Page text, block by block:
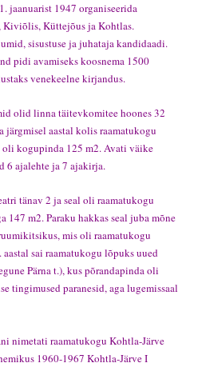
jaanuarist 1947 organiseerida
Kiviõlis, Küttejõus ja Kohtlas.
sisustuse ja juhataja kandidaadi.
pidi avamiseks koosnema 1500
venekeelne kirjandus.
olid linna täitevkomitee hoones 32
järgmisel aastal kolis raamatukogu
oli kogupinda 125 m2. Avati väike
6 ajalehte ja 7 ajakirja.
tänav 2 ja seal oli raamatukogu
147 m2. Paraku hakkas seal juba mõne
mis oli raamatukogu
sai raamatukogu lõpuks uued
Pärna t.), kus põrandapinda oli
tingimused paranesid, aga lugemissaal
nimetati raamatukogu Kohtla-Järve
1960-1967 Kohtla-Järve I